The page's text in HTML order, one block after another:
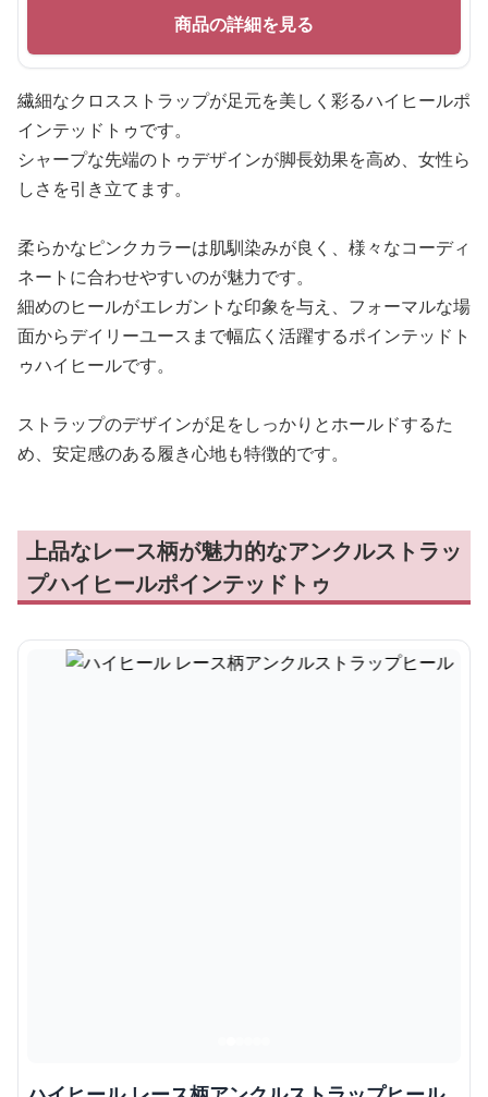
商品の詳細を見る
繊細なクロスストラップが足元を美しく彩るハイヒールポ
インテッドトゥです。
シャープな先端のトゥデザインが脚長効果を高め、女性ら
しさを引き立てます。
柔らかなピンクカラーは肌馴染みが良く、様々なコーディ
ネートに合わせやすいのが魅力です。
細めのヒールがエレガントな印象を与え、フォーマルな場
面からデイリーユースまで幅広く活躍するポインテッドト
ゥハイヒールです。
ストラップのデザインが足をしっかりとホールドするた
め、安定感のある履き心地も特徴的です。
上品なレース柄が魅力的なアンクルストラッ
プハイヒールポインテッドトゥ